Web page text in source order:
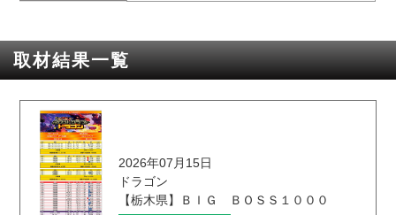
取材結果一覧
2026年07月15日
ドラゴン
【栃木県】ＢＩＧ ＢＯＳＳ１０００